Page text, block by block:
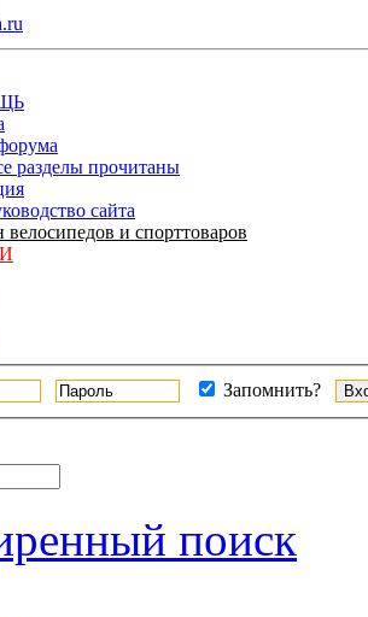
разделы прочитаны
сайта
велосипедов и спорттоваров
Запомнить?
поиск